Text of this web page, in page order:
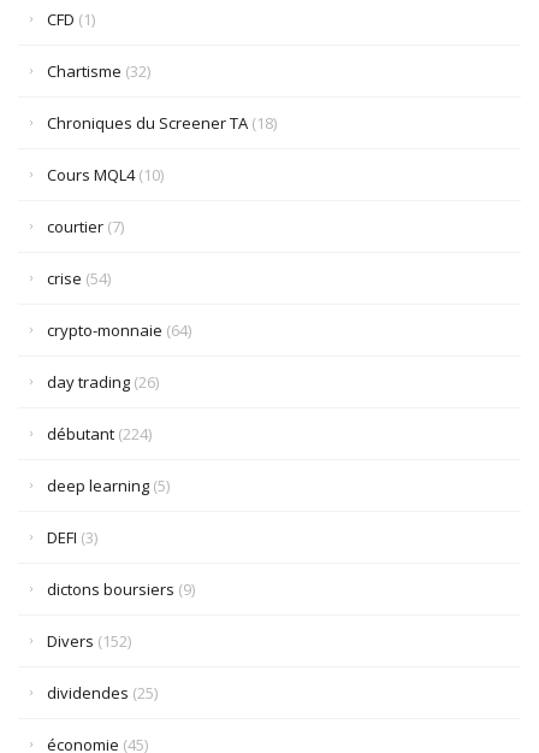
CFD (1)
Chartisme (32)
Chroniques du Screener TA (18)
Cours MQL4(10)
courtier (7)
crise (54)
crypto-monnaie (64)
day trading (26)
débutant (224)
deep learning (5)
DEFI (3)
dictons boursiers (9)
Divers (152)
dividendes (25)
économie (45)